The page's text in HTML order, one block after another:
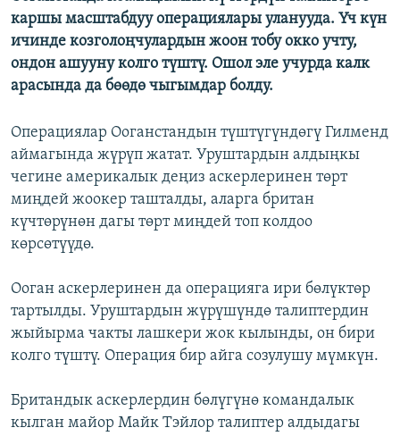
каршы масштабдуу операциялары уланууда. Үч күн
ичинде козголоңчулардын жоон тобу окко учту,
ондон ашууну колго түштү. Ошол эле учурда калк
арасында да бөөдө чыгымдар болду.
Операциялар Ооганстандын түштүгүндөгү Гилменд
аймагында жүрүп жатат. Уруштардын алдыңкы
чегине америкалык деңиз аскерлеринен төрт
миңдей жоокер ташталды, аларга британ
күчтөрүнөн дагы төрт миңдей топ колдоо
көрсөтүүдө.
Ооган аскерлеринен да операцияга ири бөлүктөр
тартылды. Уруштардын жүрүшүндө талиптердин
жыйырма чакты лашкери жок кылынды, он бири
колго түштү. Операция бир айга созулушу мүмкүн.
Британдык аскерлердин бөлүгүнө командалык
кылган майор Майк Тэйлор талиптер алдыдагы